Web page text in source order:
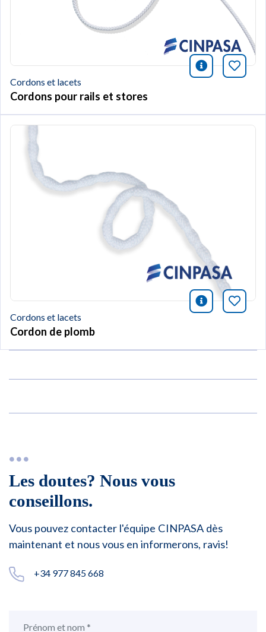
icono
Cordons et lacets
Cordons pour rails et stores
icono
Cordons et lacets
Cordon de plomb
Les doutes? Nous vous
conseillons.
Vous pouvez contacter l'équipe CINPASA dès
maintenant et nous vous en informerons, ravis!
+34 977 845 668